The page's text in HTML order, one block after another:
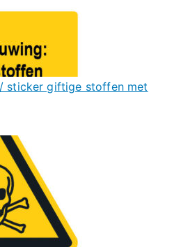
sticker giftige stoffen met